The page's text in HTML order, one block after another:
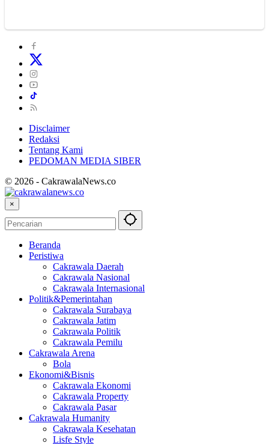
Disclaimer
Redaksi
Tentang Kami
PEDOMAN MEDIA SIBER
© 2026 - CakrawalaNews.co
×
Beranda
Peristiwa
Cakrawala Daerah
Cakrawala Nasional
Cakrawala Internasional
Politik&Pemerintahan
Cakrawala Surabaya
Cakrawala Jatim
Cakrawala Politik
Cakrawala Pemilu
Cakrawala Arena
Bola
Ekonomi&Bisnis
Cakrawala Ekonomi
Cakrawala Property
Cakrawala Pasar
Cakrawala Humanity
Cakrawala Kesehatan
Lisfe Style